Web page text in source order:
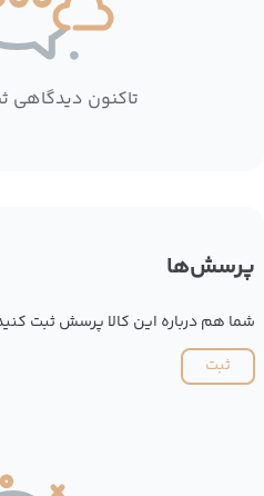
تاکنون
پرسش‌ها
شما هم درباره این کالا پرسش ثبت
ثبت